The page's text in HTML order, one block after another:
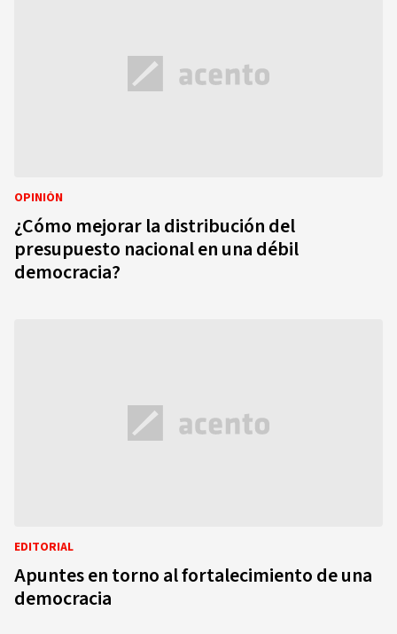
OPINIÓN
¿Cómo mejorar la distribución del
presupuesto nacional en una débil
democracia?
EDITORIAL
Apuntes en torno al fortalecimiento de una
democracia